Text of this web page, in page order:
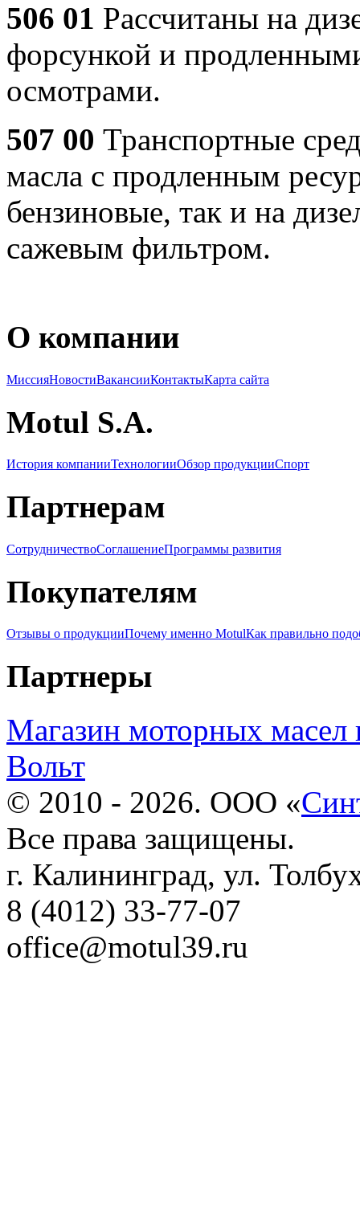
506 01 Рассчитаны на
форсункой и
осмотрами.
507 00 Транспортные
масла с продленным
бензиновые, так и на
сажевым фильтром.
О компании
МиссияНовостиВакансииКонтактыКарта сайта
Motul S.A.
История компанииТехнологииОбзор продукцииСпорт
Партнерам
СотрудничествоСоглашениеПрограммы развития
Покупателям
Отзывы о продукцииПочему именно MotulКак правильно
Партнеры
Магазин моторных масел
Вольт
© 2010 - 2026. ООО «
Все права защищены.
г. Калининград, ул.
8 (4012) 33-77-07
office@motul39.ru